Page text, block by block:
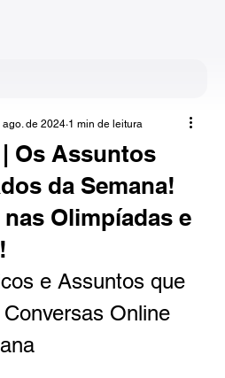
Os Assuntos
da Semana!
nas Olimpíadas e
ago. de 2024 1 min de leitura
e Assuntos que
Online